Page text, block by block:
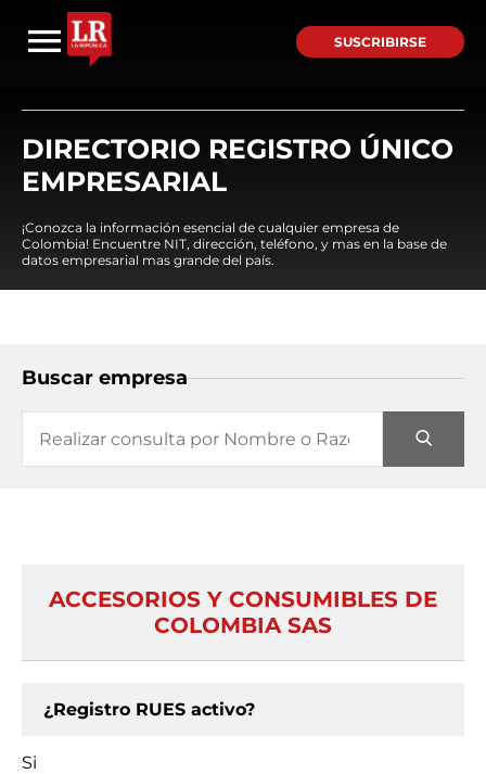
SUSCRIBIRSE
DIRECTORIO REGISTRO ÚNICO
EMPRESARIAL
¡Conozca la información esencial de cualquier empresa de
Colombia! Encuentre NIT, dirección, teléfono, y mas en la base de
datos empresarial mas grande del país.
Buscar empresa
ACCESORIOS Y CONSUMIBLES DE
COLOMBIA SAS
¿Registro RUES activo?
Si